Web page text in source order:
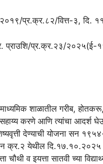
२०१९/प्र.क्र.८२/वित्त-३, दि.
प्राउशि/प्र.क्र.२३/
शाळातील गरीब, होतकरू,
करणे आणि त्यांचा आदर्श
देण्याची योजना सन
क्र.२ येथील दि.१७.१०.२०२५
चौथी व इयत्ता सातवी च्या